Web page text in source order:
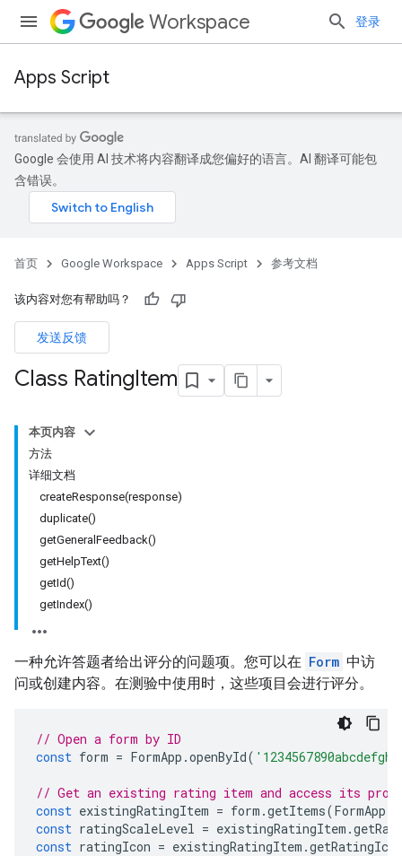
Workspace 登录
Apps Script
Google 会使用 AI 技术将内容翻译成您偏好的语言。AI 翻译可能包
含错误。
首页 Google Workspace Apps Script 参考文档
该内容对您有帮助吗？
发送反馈
Class RatingItem
本页内容
方法
详细文档
createResponse(response)
duplicate()
getGeneralFeedback()
getHelpText()
getId()
getIndex()
一种允许答题者给出评分的问题项。您可以在 Form 中访
问或创建内容。在测验中使用时，这些项目会进行评分。
// Open a form by ID
const form = FormApp .openById(
// Get an existing rating item and access its
const existingRatingItem = form .getItems(FormApp
const ratingScaleLevel = existingRatingItem .
const ratingIcon = existingRatingItem .getRatingIcon